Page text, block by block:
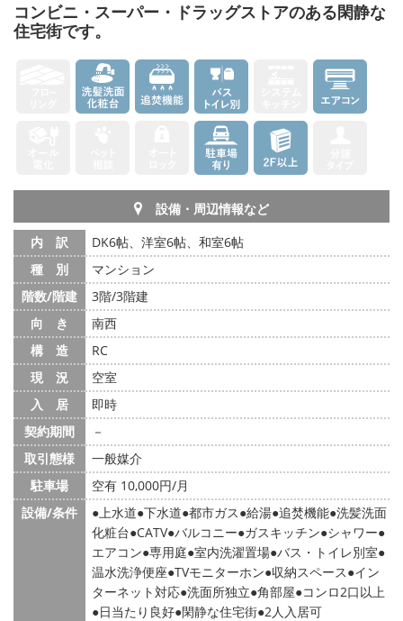
コンビニ・スーパー・ドラッグストアのある閑静な
住宅街です。
設備・周辺情報など
内 訳
DK6帖、洋室6帖、和室6帖
種 別
マンション
階数/階建
3階/3階建
向 き
南西
構 造
RC
現 況
空室
入 居
即時
契約期間
－
取引態様
一般媒介
駐車場
空有 10,000円/月
設備/条件
上水道 下水道 都市ガス 給湯 追焚機能 洗髪洗面
化粧台 CATV バルコニー ガスキッチン シャワー
エアコン 専用庭 室内洗濯置場 バス・トイレ別室
温水洗浄便座 TVモニターホン 収納スペース イン
ターネット対応 洗面所独立 角部屋 コンロ2口以上
日当たり良好 閑静な住宅街 2人入居可